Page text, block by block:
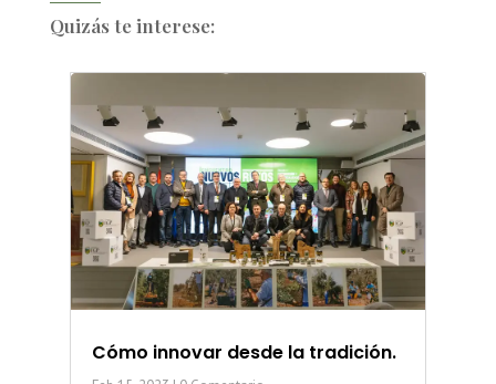
Quizás te interese:
Cómo innovar desde la tradición.